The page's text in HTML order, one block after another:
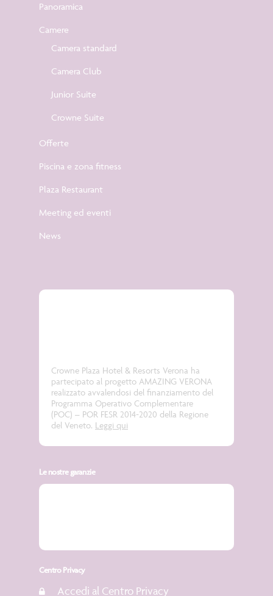
Panoramica
Camere
Camera standard
Camera Club
Junior Suite
Crowne Suite
Offerte
Piscina e zona fitness
Plaza Restaurant
Meeting ed eventi
News
Crowne Plaza Hotel & Resorts Verona ha
partecipato al progetto AMAZING VERONA
realizzato avvalendosi del finanziamento del
Programma Operativo Complementare
(POC) – POR FESR 2014-2020 della Regione
del Veneto. Leggi qui
Le nostre garanzie
Centro Privacy
Accedi al Centro Privacy